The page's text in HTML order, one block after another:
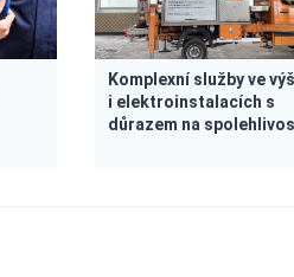
Komplexní služby ve
i elektroinstalacích s
důrazem na